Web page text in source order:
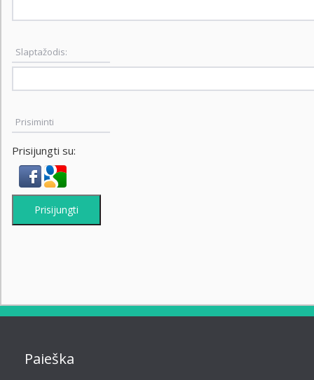
Slaptažodis:
Prisiminti
Prisijungti su:
Prisijungti
Paieška